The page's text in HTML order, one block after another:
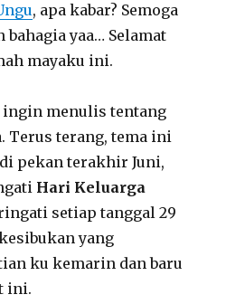
, apa kabar? Semoga
bahagia yaa… Selamat
mayaku ini.
ingin menulis tentang
Terus terang, tema ini
pekan terakhir Juni,
Hari Keluarga
setiap tanggal 29
yang
ku kemarin dan baru
ini.